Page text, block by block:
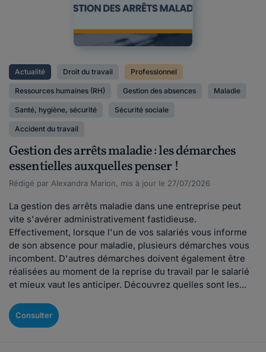
Actualité Droit du travail Professionnel
Ressources humaines (RH) Gestion des absences Maladie
Santé, hygiène, sécurité Sécurité sociale
Accident du travail
Gestion des arrêts maladie : les démarches
essentielles auxquelles penser !
Rédigé par Alexandra Marion, mis à jour le 27/07/2026
La gestion des arrêts maladie dans une entreprise peut
vite s'avérer administrativement fastidieuse.
Effectivement, lorsque l'un de vos salariés vous informe
de son absence pour maladie, plusieurs démarches vous
incombent. D'autres démarches doivent également être
réalisées au moment de la reprise du travail par le salarié
et mieux vaut les anticiper. Découvrez quelles sont les...
Consulter